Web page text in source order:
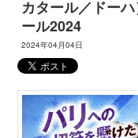
カタール／ドー
ール2024
2024年04月04日